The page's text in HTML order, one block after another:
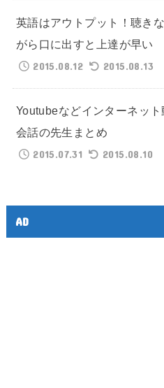
英語はアウトプット！聴き
がら口に出すと上達が早い
2015.08.12
2015.08.13
Youtubeなどインターネッ
会話の先生まとめ
2015.07.31
2015.08.10
AD